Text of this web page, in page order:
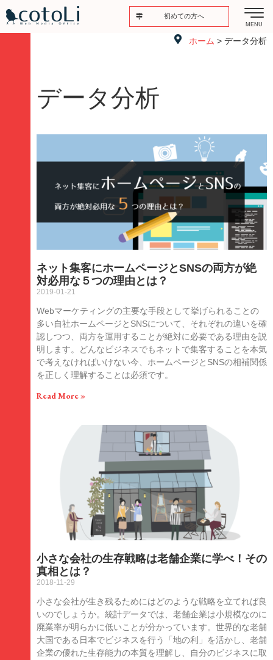
MENU
初めての方へ
ホーム > データ分析
データ分析
ネット集客にホームページとSNSの両方が絶
対必用な５つの理由とは？
2019-01-21
Webマーケティングの主要な手段として挙げられることの
多い自社ホームページとSNSについて、それぞれの違いを確
認しつつ、両方を運用することが絶対に必要である理由を説
明します。どんなビジネスでもネットで集客することを本気
で考えなければいけない今、ホームページとSNSの相補関係
を正しく理解することは必須です。
Read More »
小さな会社の生存戦略は老舗企業に学べ！その
真相とは？
2018-11-29
小さな会社が生き残るためにはどのような戦略を立てれば良
いのでしょうか。統計データでは、老舗企業は小規模なのに
廃業率が明らかに低いことが分かっています。世界的な老舗
大国である日本でビジネスを行う「地の利」を活かし、老舗
企業の優れた生存能力の本質を理解し、自分のビジネスに取